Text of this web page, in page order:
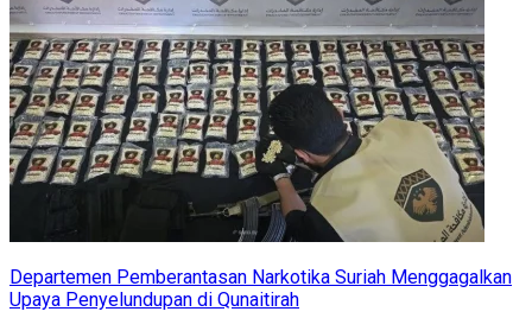
Departemen Pemberantasan Narkotika Suriah Menggagalkan
Upaya Penyelundupan di Qunaitirah